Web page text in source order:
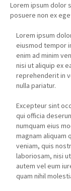
Lorem ipsum dolor
posuere non ex
Lorem ipsum
eiusmod tempor
enim ad minim
nisi ut aliquip ex
reprehenderit in
nulla pariatur.
Excepteur sint
qui officia
numquam eius
magnam aliquam
veniam, quis
laboriosam, nisi
autem vel eum
quam nihil